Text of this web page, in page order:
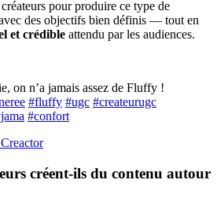
pour produire ce type de
des objectifs bien définis — tout en
et crédible attendu par les audiences.
on n’a jamais assez de Fluffy !
#fluffy #ugc #createurugc
#confort
créent-ils du contenu autour